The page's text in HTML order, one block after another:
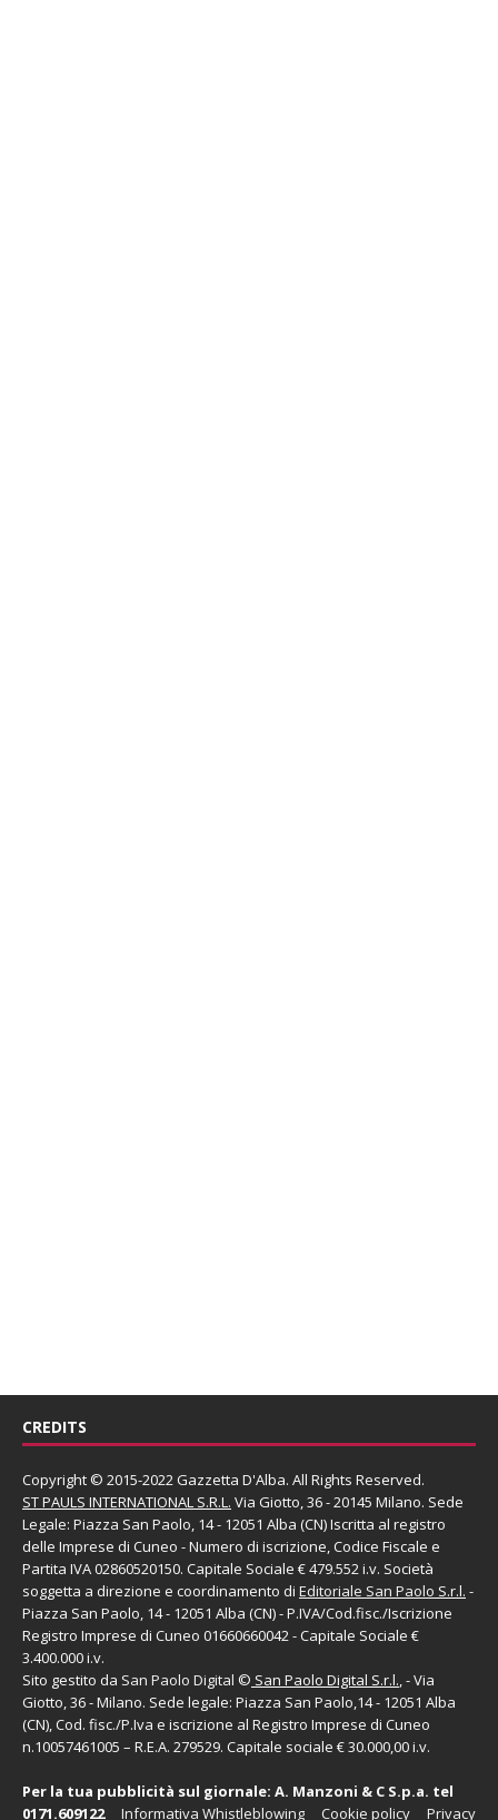
CREDITS
Copyright © 2015-2022 Gazzetta D'Alba. All Rights Reserved.
ST PAULS INTERNATIONAL S.R.L. Via Giotto, 36 - 20145 Milano. Sede
Legale: Piazza San Paolo, 14 - 12051 Alba (CN) Iscritta al registro
delle Imprese di Cuneo - Numero di iscrizione, Codice Fiscale e
Partita IVA 02860520150. Capitale Sociale € 479.552 i.v. Società
soggetta a direzione e coordinamento di Editoriale San Paolo S.r.l. -
Piazza San Paolo, 14 - 12051 Alba (CN) - P.IVA/Cod.fisc./Iscrizione
Registro Imprese di Cuneo 01660660042 - Capitale Sociale €
3.400.000 i.v.
Sito gestito da San Paolo Digital © San Paolo Digital S.r.l., - Via
Giotto, 36 - Milano. Sede legale: Piazza San Paolo,14 - 12051 Alba
(CN), Cod. fisc./P.Iva e iscrizione al Registro Imprese di Cuneo
n.10057461005 – R.E.A. 279529. Capitale sociale € 30.000,00 i.v.
Per la tua pubblicità sul giornale: A. Manzoni & C S.p.a. tel
0171.609122
Privacy
Cookie policy
Informativa Whistleblowing